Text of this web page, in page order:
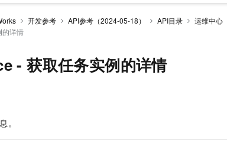
开发参考 API参考（2024-05-18） API目录 运维中心
的详情
- 获取任务实例的详情
。